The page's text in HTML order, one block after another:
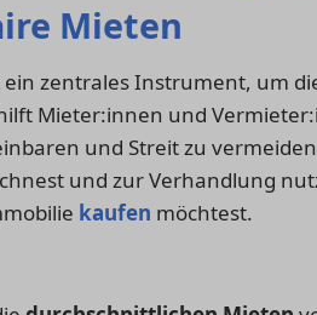
Mieten
ein zentrales Instrument, um
Mieter:innen und
und Streit zu
und zur Verhandlung
kaufen möchtest.